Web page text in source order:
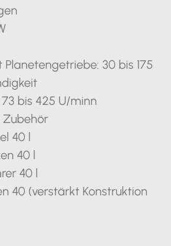
30 bis 175
bis 425 U/minn
Zubehör
40 l
40 l
40 l
40 (verstärkt Konstruktion